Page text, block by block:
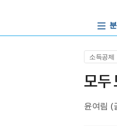
소득공제
모두
윤여림 (